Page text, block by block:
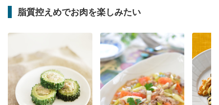
脂質控えめでお肉を楽しみたい